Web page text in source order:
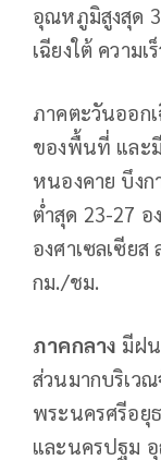
อุณหภูมิสูงสุด
เฉียงใต้ ความ
ภาคตะวันออก
ของพื้นที่ และ
หนองคาย บึง
ต่ำสุด 23-27 อ
องศาเซลเซียส
กม./ชม.
ภาคกลาง มีฝ
ส่วนมากบริเว
พระนครศรีอยุ
และนครปฐม